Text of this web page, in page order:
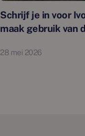
Schrijf je in voor
maak gebruik van
28 mei 2026